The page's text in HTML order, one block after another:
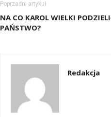
Poprzedni artykuł
NA CO KAROL WIELKI
PAŃSTWO?
Redakcja